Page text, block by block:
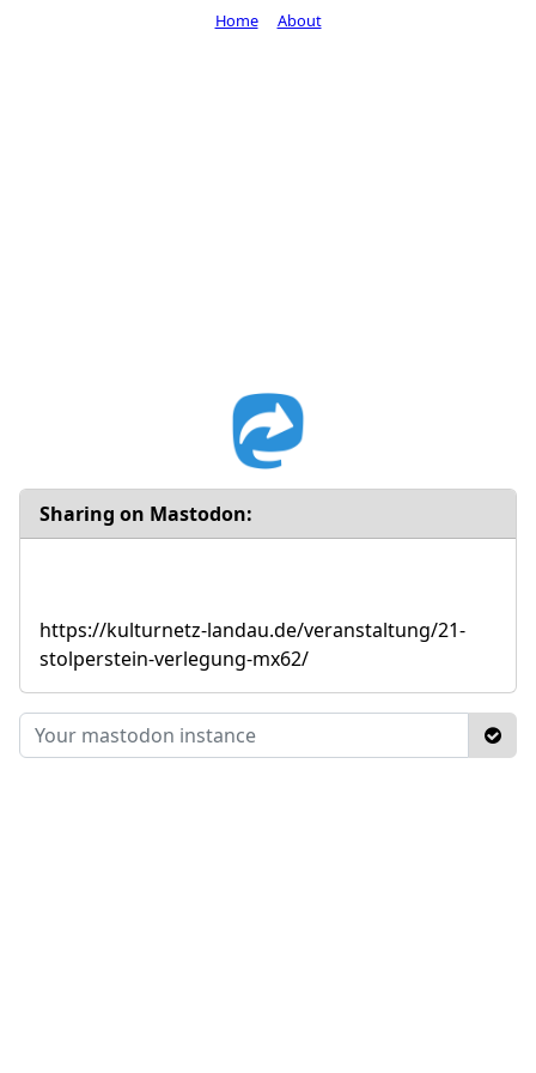
Sharing on Mastodon:
https://kulturnetz-landau.de/veranstaltung/21-
stolperstein-verlegung-mx62/
Home About